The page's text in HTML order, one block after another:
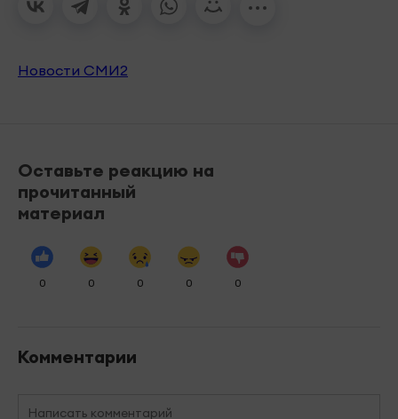
Новости СМИ2
Оставьте реакцию на
прочитанный
материал
0 0 0 0 0
Комментарии